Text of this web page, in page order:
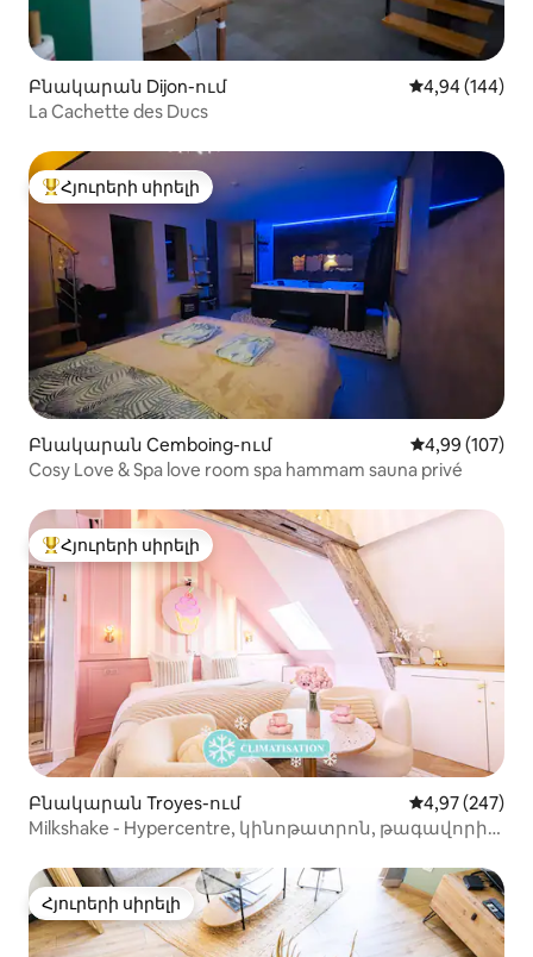
Բնակարան Dijon-ում Միջին
4,94 (144)
La Cachette des Ducs
Հյուրերի սիրելի լավագույն տները
Հյուրերի սիրելի
Բնակարան Cemboing-ում Միջին
4,99 (107)
Cosy Love & Spa love room spa hammam sauna privé
Հյուրերի սիրելի լավագույն տները
Հյուրերի սիրելի
Բնակարան Troyes-ում Միջին
4,97 (247)
Milkshake - Hypercentre, կինոթատրոն, թագավորի
Հյուրերի սիրելի
Հյուրերի սիրելի